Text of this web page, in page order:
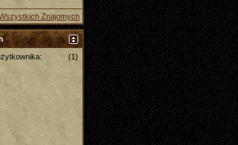
Znajomych
(1)